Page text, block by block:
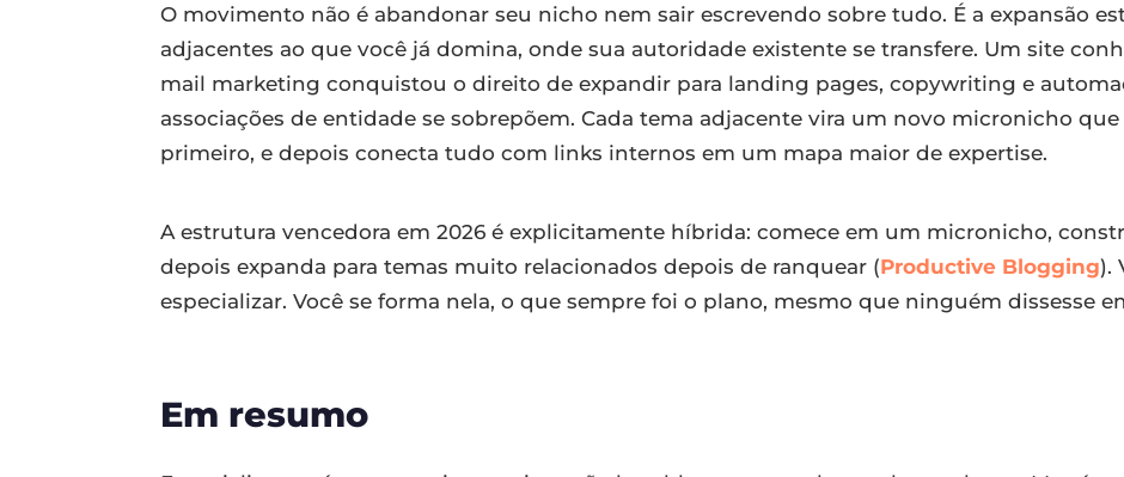
O movimento não é abandonar seu nicho nem sair escrevendo sobre tudo. É a expansão
adjacentes ao que você já domina, onde sua autoridade existente se transfere. Um site
mail marketing conquistou o direito de expandir para landing pages, copywriting e
associações de entidade se sobrepõem. Cada tema adjacente vira um novo micronicho
primeiro, e depois conecta tudo com links internos em um mapa maior de expertise.
A estrutura vencedora em 2026 é explicitamente híbrida: comece em um micronicho,
depois expanda para temas muito relacionados depois de ranquear (Productive Blogging).
especializar. Você se forma nela, o que sempre foi o plano, mesmo que ninguém dissesse
Em resumo